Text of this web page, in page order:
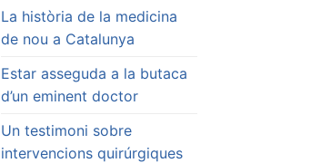
La història de la medicina
de nou a Catalunya
Estar asseguda a la butaca
d’un eminent doctor
Un testimoni sobre
intervencions quirúrgiques